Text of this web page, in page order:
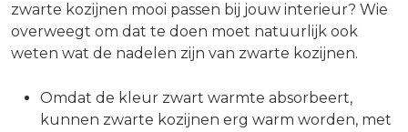
zwarte kozijnen mooi passen bij jouw interieur? Wie
overweegt om dat te doen moet natuurlijk ook
weten wat de nadelen zijn van zwarte kozijnen.
Omdat de kleur zwart warmte absorbeert,
kunnen zwarte kozijnen erg warm worden, met